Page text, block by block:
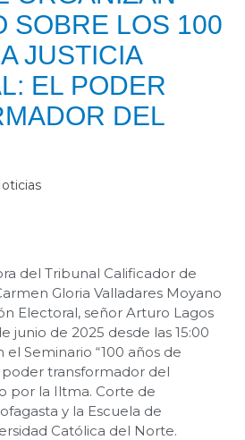
SOBRE LOS 100
JUSTICIA
EL PODER
DEL
del Tribunal Calificador de
Gloria Valladares Moyano
Electoral, señor Arturo Lagos
junio de 2025 desde las 15:00
Seminario “100 años de
poder transformador del
por la Iltma. Corte de
y la Escuela de
Católica del Norte.